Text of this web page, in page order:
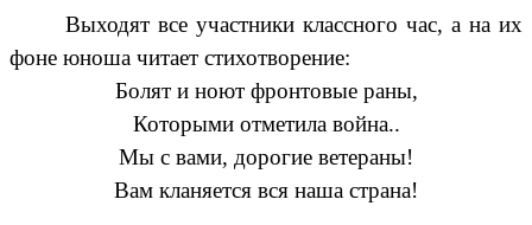
Выходят все участники классного час, а на их
фоне юноша читает стихотворение:
Болят и ноют фронтовые раны,
Которыми отметила война..
Мы с вами, дорогие ветераны!
Вам кланяется вся наша страна!